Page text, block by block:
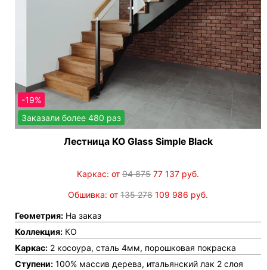
-19%
Заказали более 480 раз
Лестница KO Glass Simple Black
Каркас: от 94 875 77 137 руб.
Обшивка: от 135 278 109 986 руб.
Геометрия: На заказ
Коллекция: КО
Каркас: 2 косоура, сталь 4мм, порошковая покраска
Ступени: 100% массив дерева, итальянский лак 2 слоя